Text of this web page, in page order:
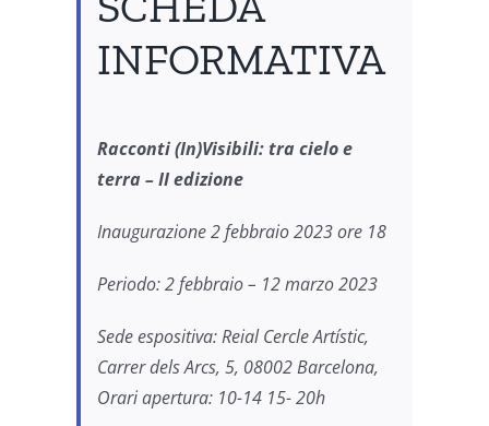
INFORMATIVA
Racconti (In)Visibili: tra cielo e
terra –II edizione
Inaugurazione 2 febbraio 2023 ore 18
Periodo: 2 febbraio – 12 marzo 2023
Sede espositiva: Reial Cercle Artístic,
Carrer dels Arcs, 5, 08002 Barcelona,
Orari apertura: 10-14 15- 20h